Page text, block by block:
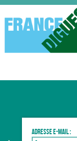
Adresse e-mail :